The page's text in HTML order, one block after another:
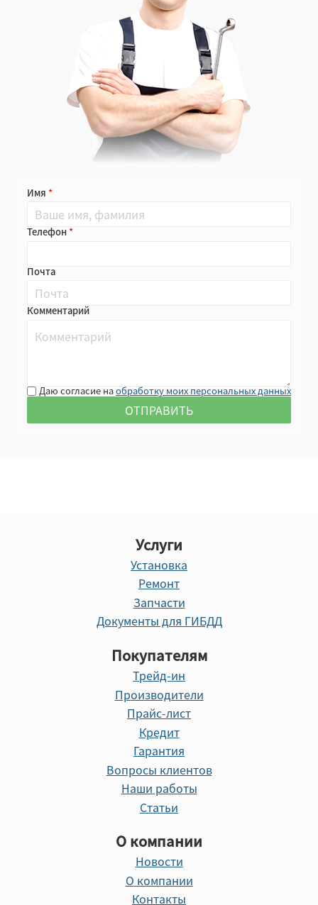
Имя
Телефон
Почта
Комментарий
Даю согласие наобработку моих персональных данных
Услуги
Установка
Ремонт
Запчасти
Документы для ГИБДД
Покупателям
Трейд-ин
Производители
Прайс-лист
Кредит
Гарантия
Вопросы клиентов
Наши работы
Статьи
О компании
Новости
О компании
Контакты